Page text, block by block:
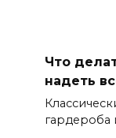
Что
надеть
гардероба